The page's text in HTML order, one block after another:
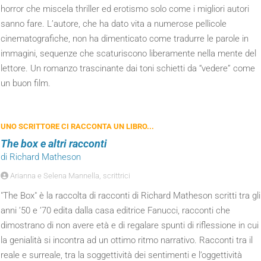
horror che miscela thriller ed erotismo solo come i migliori autori
sanno fare. L’autore, che ha dato vita a numerose pellicole
cinematografiche, non ha dimenticato come tradurre le parole in
immagini, sequenze che scaturiscono liberamente nella mente del
lettore. Un romanzo trascinante dai toni schietti da “vedere” come
un buon film.
UNO SCRITTORE CI RACCONTA UN LIBRO...
The box e altri racconti
di Richard Matheson
Arianna e Selena Mannella, scrittrici
"The Box" è la raccolta di racconti di Richard Matheson scritti tra gli
anni ’50 e ’70 edita dalla casa editrice Fanucci, racconti che
dimostrano di non avere età e di regalare spunti di riflessione in cui
la genialità si incontra ad un ottimo ritmo narrativo. Racconti tra il
reale e surreale, tra la soggettività dei sentimenti e l’oggettività